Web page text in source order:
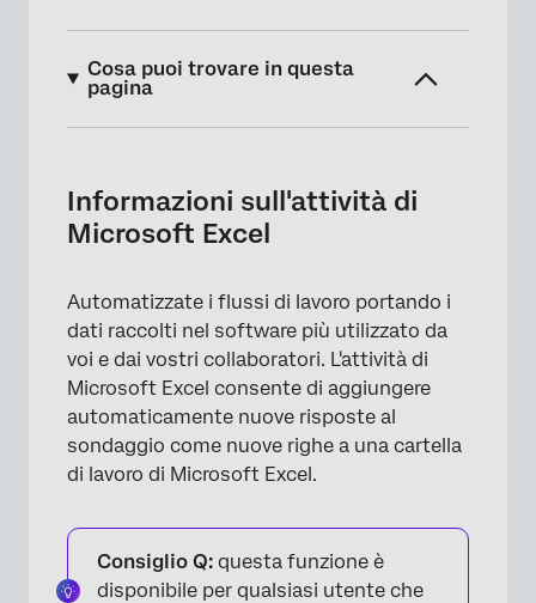
Cosa puoi trovare in questa
pagina
Modifiche ai dati
Creazione di una cartella di lavoro di
Collegamento di un account Microsoft
Creazione di un'attività di Microsoft Excel
Suggerimenti per la mappatura del testo
trasferito nelle colonne
Informazioni sull'attività di
Microsoft Excel
Automatizzate i flussi di lavoro portando i
dati raccolti nel software più utilizzato da
voi e dai vostri collaboratori. L'attività di
Microsoft Excel consente di aggiungere
automaticamente nuove risposte al
sondaggio come nuove righe a una cartella
di lavoro di Microsoft Excel.
Consiglio Q: questa funzione è
disponibile per qualsiasi utente che